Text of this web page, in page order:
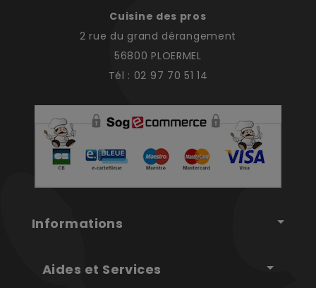
Cuisine des pros
2 rue du grand dérangement
56800 PLOERMEL
Tél : 02 97 70 51 14
Informations
Aides et Services